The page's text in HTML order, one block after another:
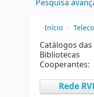
Pesquisa
Início ›
Catálogos das
Bibliotecas
Cooperantes:
Rede